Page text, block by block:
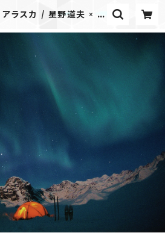
ラスカ / 星野道夫 × 磯
E STORE